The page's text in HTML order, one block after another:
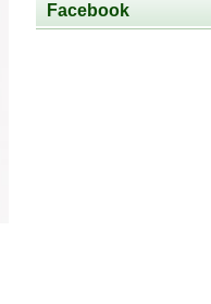
Facebook